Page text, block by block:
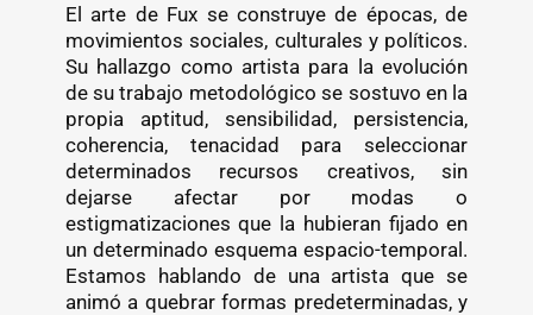
El arte de Fux se construye de épocas, de
movimientos sociales, culturales y políticos.
Su hallazgo como artista para la evolución
de su trabajo metodológico se sostuvo en la
propia aptitud, sensibilidad, persistencia,
coherencia, tenacidad para seleccionar
determinados recursos creativos, sin
dejarse afectar por modas o
estigmatizaciones que la hubieran fijado en
un determinado esquema espacio-temporal.
Estamos hablando de una artista que se
animó a quebrar formas predeterminadas, y